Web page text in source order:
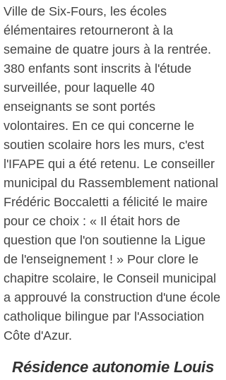
Ville de Six-Fours, les écoles
élémentaires retourneront à la
semaine de quatre jours à la rentrée.
380 enfants sont inscrits à l'étude
surveillée, pour laquelle 40
enseignants se sont portés
volontaires. En ce qui concerne le
soutien scolaire hors les murs, c'est
l'IFAPE qui a été retenu. Le conseiller
municipal du Rassemblement national
Frédéric Boccaletti a félicité le maire
pour ce choix : « Il était hors de
question que l'on soutienne la Ligue
de l'enseignement ! » Pour clore le
chapitre scolaire, le Conseil municipal
a approuvé la construction d'une école
catholique bilingue par l'Association
Côte d'Azur.
Résidence autonomie Louis